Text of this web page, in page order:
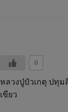
0
หลวงปู่บัวเกตุ ปทุม
เขียว